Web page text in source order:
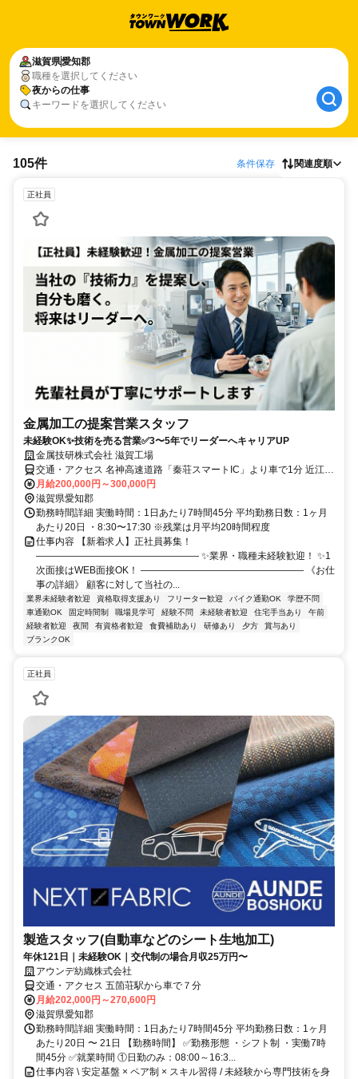
滋賀県愛知郡
職種を選択してください
夜からの仕事
キーワードを選択してください
105件 条件保存 関連度順
正社員
金属加工の提案営業スタッフ
未経験OK✨技術を売る営業✅3〜5年でリーダーへキャリアUP
金属技研株式会社 滋賀工場
交通・アクセス 名神高速道路「秦荘スマートIC」より車で1分 近江鉄
道本線「愛知川駅」より車で約12分 JR琵琶湖線「稲枝駅」より車で
約20分
月給200,000円～300,000円
滋賀県愛知郡
勤務時間詳細 実働時間：1日あたり7時間45分 平均勤務日数：1ヶ月
あたり20日 ・8:30〜17:30 ※残業は月平均20時間程度
仕事内容 【新着求人】正社員募集！
――――――――――――――――― ✨業界・職種未経験歓迎！ ✨1
次面接はWEB面接OK！ ――――――――――――――――― 《お仕
事の詳細》 顧客に対して当社の...
業界未経験者歓迎 資格取得支援あり フリーター歓迎 バイク通勤OK
学歴不問
車通勤OK
固定時間制 職場見学可 経験不問 未経験者歓迎 住宅手当あり
午前
経験者歓迎
夜間 有資格者歓迎 食費補助あり 研修あり 夕方
賞与あり
ブランクOK
正社員
製造スタッフ(自動車などのシート生地加工)
年休121日｜未経験OK｜交代制の場合月収25万円〜
アウンデ紡織株式会社
交通・アクセス 五箇荘駅から車で７分
月給202,000円～270,600円
滋賀県愛知郡
勤務時間詳細 実働時間：1日あたり7時間45分 平均勤務日数：1ヶ月
あたり20日 〜 21日 【勤務時間】 ✅勤務形態 ・シフト制 ・実働7時
間45分 ✅就業時間 ①日勤のみ：08:00～16:3...
仕事内容 \ 安定基盤 × ペア制 × スキル習得 / 未経験から専門技術を身